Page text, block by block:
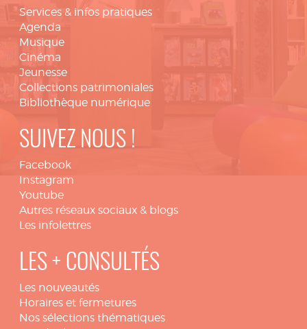
Services & infos pratiques
Agenda
Musique
Cinéma
Jeunesse
Collections patrimoniales
Bibliothèque numérique
SUIVEZ NOUS !
Facebook
Instagram
Youtube
Autres réseaux sociaux & blogs
Les infolettres
LES + CONSULTÉS
Les nouveautés
Horaires et fermetures
Nos sélections thématiques